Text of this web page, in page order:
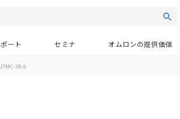
ート セミナ オムロンの提供価値
J7MC-3R-6